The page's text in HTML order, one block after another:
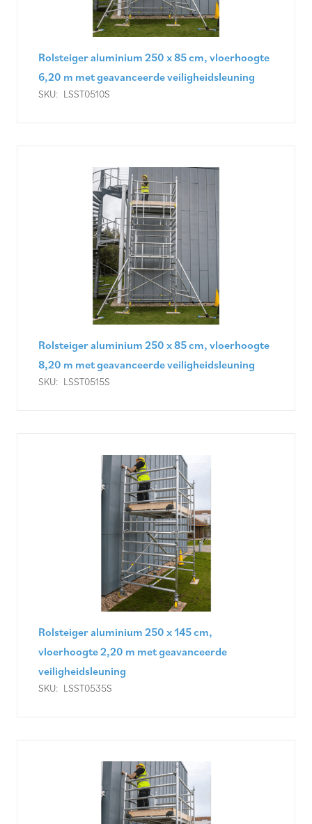
Rolsteiger aluminium 250 x 85 cm, vloerhoogte
6,20 m met geavanceerde veiligheidsleuning
SKU: LSST0510S
Rolsteiger aluminium 250 x 85 cm, vloerhoogte
8,20 m met geavanceerde veiligheidsleuning
SKU: LSST0515S
Rolsteiger aluminium 250 x 145 cm,
vloerhoogte 2,20 m met geavanceerde
veiligheidsleuning
SKU: LSST0535S